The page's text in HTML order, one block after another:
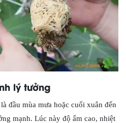
lý tưởng
đầu mùa mưa hoặc cuối xuân đến
mạnh. Lúc này độ ẩm cao, nhiệt